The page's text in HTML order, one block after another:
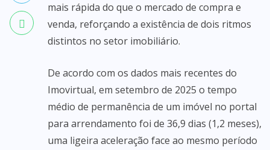
mais rápida do que o mercado de compra e
venda, reforçando a existência de dois ritmos
distintos no setor imobiliário.
De acordo com os dados mais recentes do
Imovirtual, em setembro de 2025 o tempo
médio de permanência de um imóvel no portal
para arrendamento foi de 36,9 dias (1,2 meses),
uma ligeira aceleração face ao mesmo período